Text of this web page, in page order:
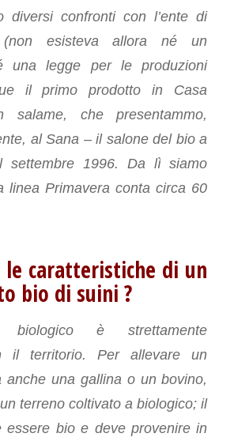
diversi confronti con l’ente di
(non esisteva allora né un
una legge per le produzioni
il primo prodotto in Casa
salame, che presentammo,
al Sana – il salone del bio a
settembre 1996. Da lì siamo
linea Primavera conta circa 60
le caratteristiche di un
bio di suini ?
biologico è strettamente
il territorio. Per allevare un
anche una gallina o un bovino,
terreno coltivato a biologico; il
essere bio e deve provenire in